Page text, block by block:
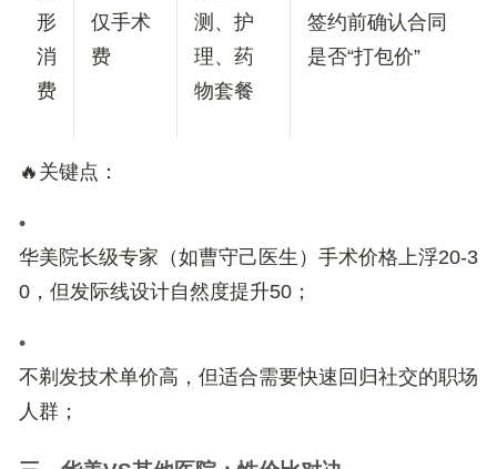
形
消
费
仅手术
费
测、护
理、药
物套餐
签约前确认合同
是否“打包价”
🔥 关键点 ：
•
华美院长级专家（如曹守己医生）手术价格上浮20-3
0，但发际线设计自然度提升50；
•
不剃发技术单价高，但适合需要快速回归社交的职场
人群；